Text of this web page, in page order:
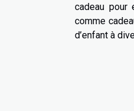
cadeau pour
comme
d’enfant à